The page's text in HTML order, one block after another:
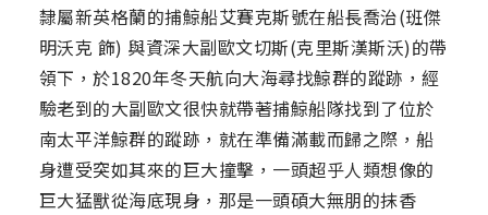
隸屬新英格蘭的捕鯨船艾賽克斯號在船長喬治(班傑
明沃克 飾) 與資深大副歐文切斯(克里斯漢斯沃)的帶
領下，於1820年冬天航向大海尋找鯨群的蹤跡，經
驗老到的大副歐文很快就帶著捕鯨船隊找到了位於
南太平洋鯨群的蹤跡，就在準備滿載而歸之際，船
身遭受突如其來的巨大撞擊，一頭超乎人類想像的
巨大猛獸從海底現身，那是一頭碩大無朋的抹香